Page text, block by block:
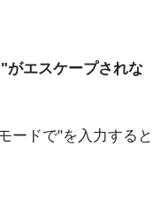
エスケープされな
ードで"を入力すると